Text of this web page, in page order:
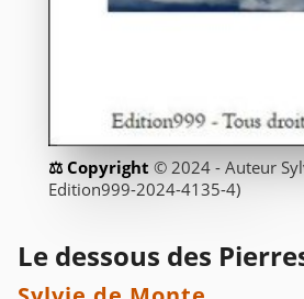
© 2024 - Auteur
Edition999-2024-4135-4)
Le dessous des